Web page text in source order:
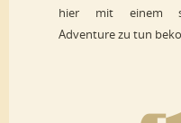
hier mit einem
Adventure zu tun